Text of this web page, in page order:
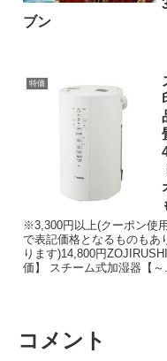
ブン
特価
※3,300円以上(クーポン使
で表記価格となるものもあ
ります)14,800円
価】 スチーム式加湿器【～
コメント